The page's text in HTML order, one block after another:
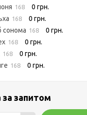
168
0 грн.
168
0 грн.
сонома 168
0 грн.
168
0 грн.
168
0 грн.
168 0 грн.
за запитом